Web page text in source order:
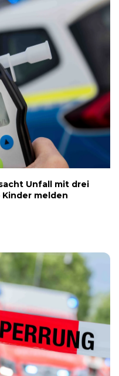
Unfall mit drei
melden